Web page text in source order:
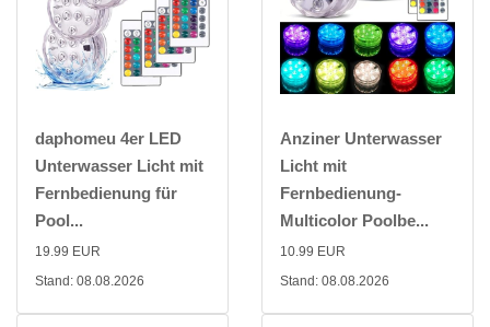
daphomeu 4er LED
Unterwasser Licht mit
Fernbedienung für
Pool...
19.99 EUR
Stand: 08.08.2026
Anziner Unterwasser
Licht mit
Fernbedienung-
Multicolor Poolbe...
10.99 EUR
Stand: 08.08.2026